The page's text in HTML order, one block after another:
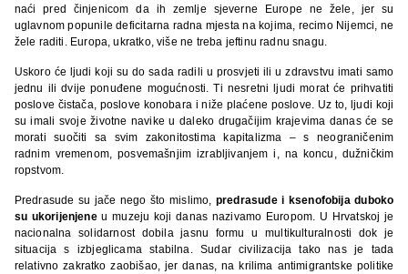
naći pred činjenicom da ih zemlje sjeverne Europe ne žele, jer su
uglavnom popunile deficitarna radna mjesta na kojima, recimo Nijemci, ne
žele raditi. Europa, ukratko, više ne treba jeftinu radnu snagu.
Uskoro će ljudi koji su do sada radili u prosvjeti ili u zdravstvu imati samo
jednu ili dvije ponuđene mogućnosti. Ti nesretni ljudi morat će prihvatiti
poslove čistača, poslove konobara i niže plaćene poslove. Uz to, ljudi koji
su imali svoje životne navike u daleko drugačijim krajevima danas će se
morati suočiti sa svim zakonitostima kapitalizma – s neograničenim
radnim vremenom, posvemašnjim izrabljivanjem i, na koncu, dužničkim
ropstvom.
Predrasude su jače nego što mislimo, predrasude i ksenofobija duboko
su ukorijenjeneu muzeju koji danas nazivamo Europom. U Hrvatskoj je
nacionalna solidarnost dobila jasnu formu u multikulturalnosti dok je
situacija s izbjeglicama stabilna. Sudar civilizacija tako nas je tada
relativno zakratko zaobišao, jer danas, na krilima antimigrantske politike